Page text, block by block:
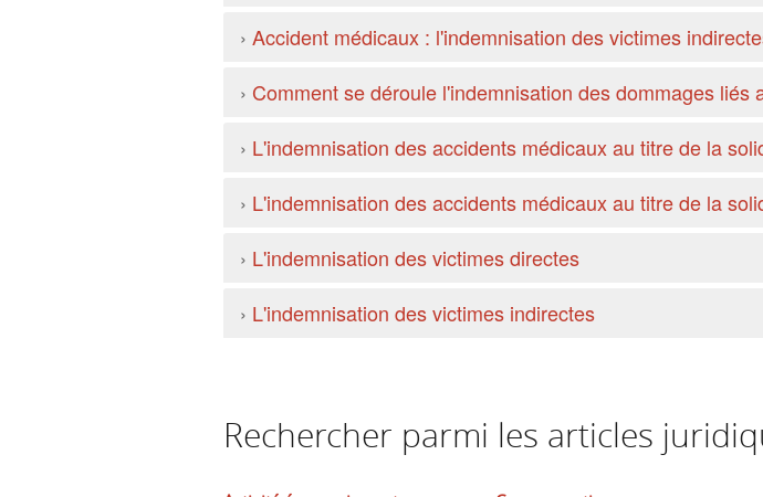
› Accident médicaux : l'indemnisation des victimes
› Comment se déroule l'indemnisation des dommages liés
› L'indemnisation des accidents médicaux au titre de la
› L'indemnisation des accidents médicaux au titre de la
› L'indemnisation des victimes directes
› L'indemnisation des victimes indirectes
Rechercher parmi les articles